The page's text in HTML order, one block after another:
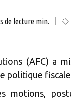
de lecture min.
(AFC) a
politique
motions,